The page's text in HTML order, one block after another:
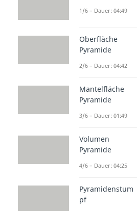
1/6 – Dauer: 04:49
Oberfläche
Pyramide
2/6 – Dauer: 04:42
Mantelfläche
Pyramide
3/6 – Dauer: 01:49
Volumen
Pyramide
4/6 – Dauer: 04:25
Pyramidenstum
pf